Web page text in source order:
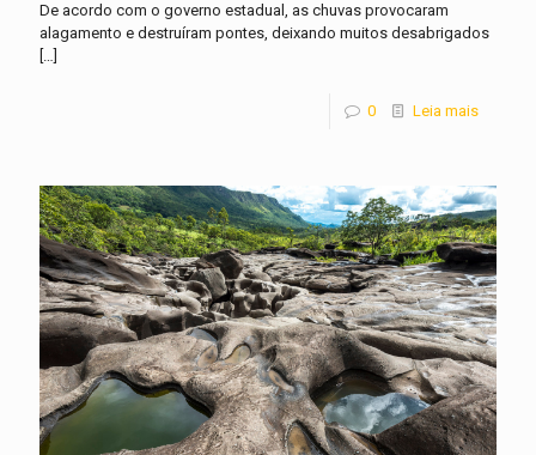
De acordo com o governo estadual, as chuvas provocaram
alagamento e destruíram pontes, deixando muitos desabrigados
[…]
0 Leia mais